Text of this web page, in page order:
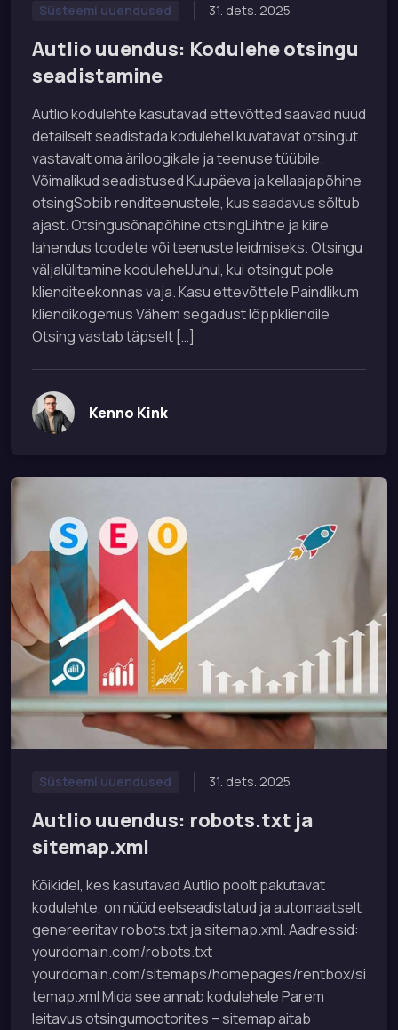
Süsteemi uuendused 31. dets. 2025
Autlio uuendus: Kodulehe otsingu
seadistamine
Autlio kodulehte kasutavad ettevõtted saavad nüüd
detailselt seadistada kodulehel kuvatavat otsingut
vastavalt oma äriloogikale ja teenuse tüübile.
Võimalikud seadistused Kuupäeva ja kellaajapõhine
otsingSobib renditeenustele, kus saadavus sõltub
ajast. Otsingusõnapõhine otsingLihtne ja kiire
lahendus toodete või teenuste leidmiseks. Otsingu
väljalülitamine kodulehelJuhul, kui otsingut pole
klienditeekonnas vaja. Kasu ettevõttele Paindlikum
kliendikogemus Vähem segadust lõppkliendile
Otsing vastab täpselt […]
Kenno Kink
Süsteemi uuendused 31. dets. 2025
Autlio uuendus: robots.txt ja
sitemap.xml
Kõikidel, kes kasutavad Autlio poolt pakutavat
kodulehte, on nüüd eelseadistatud ja automaatselt
genereeritav robots.txt ja sitemap.xml. Aadressid:
yourdomain.com/robots.txt
yourdomain.com/sitemaps/homepages/rentbox/si
temap.xml Mida see annab kodulehele Parem
leitavus otsingumootorites – sitemap aitab